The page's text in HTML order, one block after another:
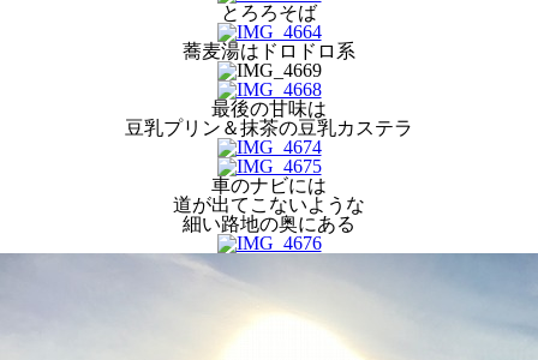
とろろそば
蕎麦湯はドロドロ系
最後の甘味は
豆乳プリン＆抹茶の豆乳カステラ
車のナビには
道が出てこないような
細い路地の奥にある